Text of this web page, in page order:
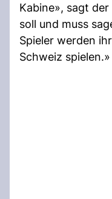
Kabine», sagt
soll und muss
Spieler werden
Schweiz spielen.»